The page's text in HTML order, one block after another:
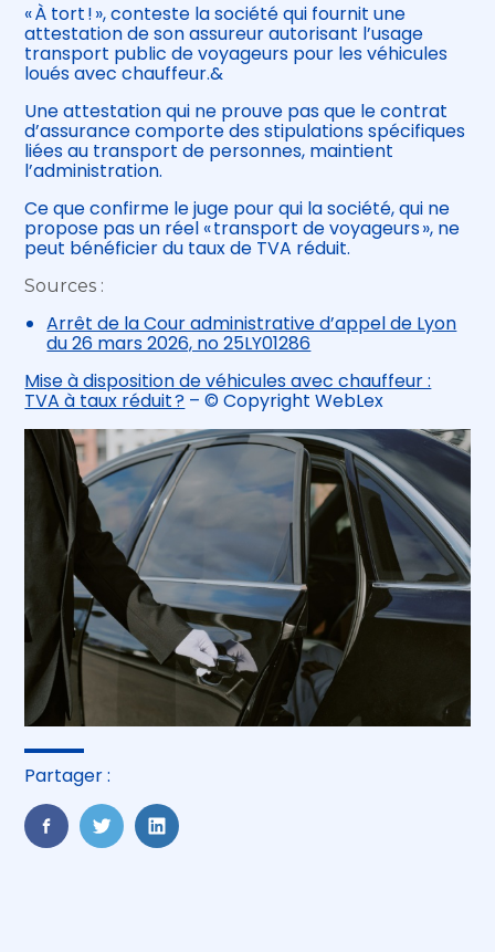
« À tort ! », conteste la société qui fournit une
attestation de son assureur autorisant l’usage
transport public de voyageurs pour les véhicules
loués avec chauffeur.&
Une attestation qui ne prouve pas que le contrat
d’assurance comporte des stipulations spécifiques
liées au transport de personnes, maintient
l’administration.
Ce que confirme le juge pour qui la société, qui ne
propose pas un réel « transport de voyageurs », ne
peut bénéficier du taux de TVA réduit.
Sources :
Arrêt de la Cour administrative d’appel de Lyon
du 26 mars 2026, no 25LY01286
Mise à disposition de véhicules avec chauffeur :
TVA à taux réduit ? – © Copyright WebLex
Partager :
FaceBook
TwitterLinkedIn